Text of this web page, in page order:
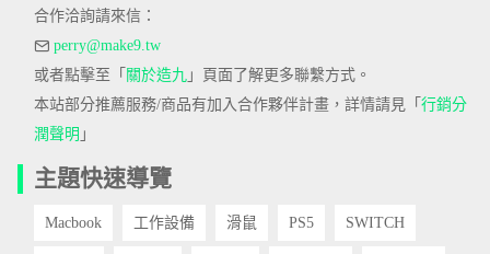
合作洽詢請來信：
perry@make9.tw
或者點擊至「 關於造九 」頁面了解更多聯繫方式。
本站部分推薦服務/商品有加入合作夥伴計畫，詳情請見「 行銷分
潤聲明 」
主題快速導覽
Macbook 工作設備 滑鼠 PS5 SWITCH